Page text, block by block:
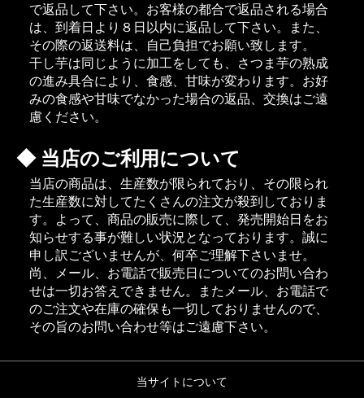
で返品して下さい。お客様の都合で返品される場合
は、到着日より８日以内に返品して下さい。また、
その際の返送料は、自己負担でお願い致します。
干し芋は同じように加工をしても、さつま芋の熟成
の進み具合により、食感、甘味が変わります。お好
みの食感や甘味でなかった場合の返品、交換はご遠
慮ください。
当店のご利用について
当店の商品は、生産数が限られており、その限られ
た生産数に対してたくさんの注文が殺到しておりま
す。よって、商品の販売に際して、発売開始日をお
知らせする事が難しい状況となっております。誠に
申し訳ございませんが、何卒ご理解下さいませ。
尚、メール、お電話で販売日についてのお問い合わ
せは一切お答えできません。またメール、お電話で
のご注文や在庫の確保も一切しておりませんので、
その旨のお問い合わせ等はご遠慮下さい。
当サイトについて